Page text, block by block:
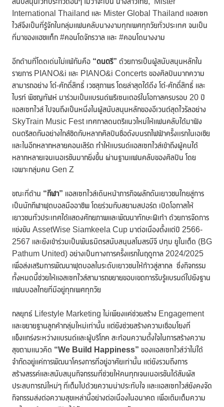
International Thailand และ Mister Global Thailand แอสเซท
ไวส์จึงเป็นที่รู้จักในกลุ่มแฟนคลับนางงามทุกเพศทุกวัยทั่วประเทศ จนเป็น
ที่มาของแฮชแท็ก #คอนโดจักรวาล และ #คอนโดนางงาม
อีกด้านที่โดดเด่นไม่แพ้กันคือ “ดนตรี” ด้วยการเป็นผู้สนับสนุนหลักใน
รายการ PIANO&i และ PIANO&i Concerts ของศิลปินมากความ
สามารถอย่าง โต๋-ศักดิ์สิทธิ์ เวชสุภาพร โดยล่าสุดได้ดึง โต๋-ศักดิ์สิทธิ์ และ
ไบรท์ พิชญทัฬห์ มาร่วมเป็นแบรนด์พรีเซนเตอร์ในโอกาสครบรอบ 20 ปี
แอสเซทไวส์ ไปจนถึงเป็นหนึ่งในผู้สนับสนุนหลักของอีเวนต์สุดไวรัลอย่าง
SkyTrain Music Fest เทศกาลดนตรีแนวใหม่ให้แฟนคลับได้มาฟัง
ดนตรีสดกันอย่างใกล้ชิดกับหลากศิลปินชื่อดังบนรถไฟฟ้าครั้งเเรกในเอเชีย
และในอีกหลากหลายคอนเสิร์ต ทำให้แบรนด์แอสเซทไวส์เข้าถึงผู้คนได้
หลากหลายเจนเนอเรชันมากยิ่งขึ้น ผ่านฐานแฟนคลับของศิลปิน โดย
เฉพาะกลุ่มคน Gen Z
ขณะที่ด้าน “กีฬา” แอสเซทไวส์เดินหน้าภารกิจผลักดันเยาวชนไทยสู่การ
เป็นนักกีฬาฟุตบอลมืออาชีพ โดยร่วมกับสยามสปอร์ต เปิดโอกาสให้
เยาวชนทั่วประเทศได้แสดงศักยภาพและพัฒนาทักษะฝีเท้า ด้วยการจัดการ
แข่งขัน AssetWise Siamkeela Cup มาต่อเนื่องตั้งแต่ปี 2566-
2567 และยังเข้าร่วมเป็นพันธมิตรสนับสนุนสโมสรบีจี ปทุม ยูไนเต็ด (BG
Pathum United) อย่างเป็นทางการครั้งแรกในฤดูกาล 2024/2025
เพื่อส่งเสริมการพัฒนาฟุตบอลในระดับเยาวชนให้ก้าวสู่สากล ซึ่งกิจกรรม
ทั้งหมดนี้ช่วยให้แอสเซทไวส์สามารถขยายขอบเขตการรับรู้แบรนด์ไปยังฐาน
แฟนบอลไทยที่มีอยู่ทุกเพศทุกวัย
กลยุทธ์ Lifestyle Marketing ไม่เพียงแค่ช่วยสร้าง Engagement
และขยายฐานลูกค้ากลุ่มใหม่เท่านั้น แต่ยังช่วยสร้างความเชื่อมโยงที่
แข็งแกร่งระหว่างแบรนด์และผู้บริโภค สะท้อนความตั้งใจในการสร้างความ
สุขตามแนวคิด “We Build Happiness” ของแอสเซทไวส์ว่าไม่ได้
จำกัดอยู่แค่การพัฒนาโครงการที่อยู่อาศัยเท่านั้น แต่ยังรวมถึงการ
สร้างสรรค์และสนับสนุนกิจกรรมที่ช่วยให้คนทุกเจนเนอเรชันได้สัมผัส
ประสบการณ์ใหม่ๆ ที่เต็มไปด้วยความน่าประทับใจ และแอสเซทไวส์ยังคงจัด
กิจกรรมส่งต่อความสุขเหล่านี้อย่างต่อเนื่องในอนาคต เพื่อเติมเต็มความ